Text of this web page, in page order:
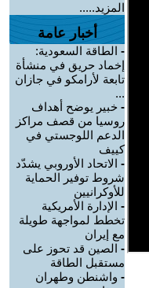
المزيد.....
أخبار عامة
- الطاقة السعودية:
إخماد حريق في منشأة
تابعة لأرامكو في جازان
...
- خبير يوضح أهداف
روسيا من قصف مراكز
الدعم اللوجستي في
كييف
- الاتحاد الأوروبي يشدّد
شروط توفير الحماية
للأوكرانيين
- الإدارة الأمريكية
تخطط لمواجهة طويلة
مع إيران
- الصين قد تحوز على
مستقبل الطاقة
- واشنطن وطهران